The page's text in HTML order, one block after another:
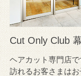
Cut Only Club
ヘアカット専門店で
訪れるお客さまは